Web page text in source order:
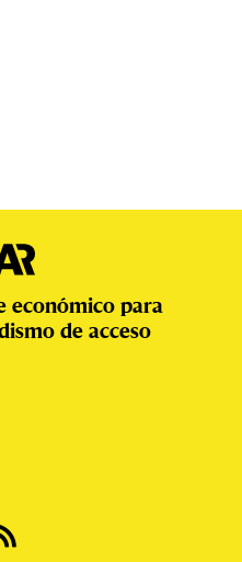
económico para
de acceso